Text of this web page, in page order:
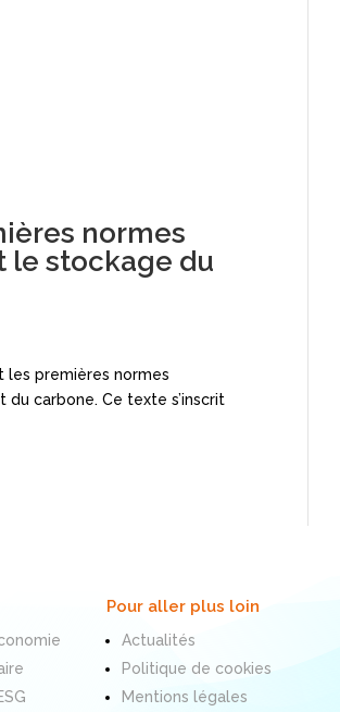
normes
le stockage du
les premières normes
carbone. Ce texte s’inscrit
Pour aller plus loin
Actualités
Politique de cookies
Mentions légales